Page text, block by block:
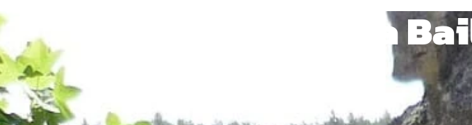
Cerveza artesana
cata